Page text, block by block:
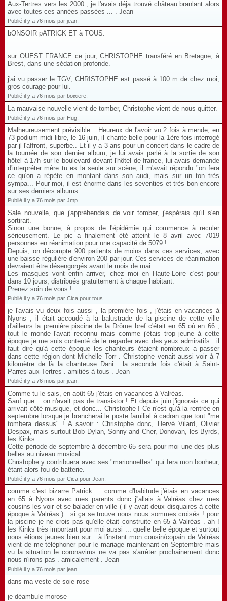
Aux-Tertres vers les 2000 , je l'avais déja trouvé château branlant alors
avec toutes ces années passées ... . Jean
Publié il y a 76 mois par jean.
bONSOIR pATRICK ET à TOUS.
sur OUEST FRANCE ce jour, CHRISTOPHE transféré en Bretagne, à
Brest, dans une sédation profonde.
j'ai vu passer le TGV, CHRISTOPHE est passé à 100 m de chez moi,
gros courage pour lui.
Publié il y a 76 mois par boixiere.
La mauvaise nouvelle vient de tomber, Christophe vient de nous quitter.
Publié il y a 76 mois par Hug.
Malheureusement prévisible... Heureux de l'avoir vu 2 fois à mende, en
73 podium midi libre, le 16 juin, il chante belle pour la 1ère fois interrogé
par jl l'affront, superbe.. Et il y a 3 ans pour un concert dans le cadre de
la tournée de son dernier album, je lui avais parlé à la sortie de son
hôtel à 17h sur le boulevard devant l'hôtel de france, lui avais demande
d'interpréter mère tu es la seule sur scène, il m'avait répondu "on fera
ce qu'on a répète en montant dans son audi, mais sur un ton très
sympa... Pour moi, il est énorme dans les seventies et très bon encore
sur ses derniers albums...
Publié il y a 76 mois par Jmp.
Sale nouvelle, que j'appréhendais de voir tomber, j'espérais qu'il s'en
sortirait.
Sinon une bonne, à propos de l'épidémie qui commence à reculer
sérieusement. Le pic a finalement été atteint le 8 avril avec 7019
personnes en réanimation pour une capacité de 5079 !
Depuis, on décompte 900 patients de moins dans ces services, avec
une baisse régulière d'environ 200 par jour. Ces services de réanimation
devraient être désengorgés avant le mois de mai.
Les masques vont enfin arriver, chez moi en Haute-Loire c'est pour
dans 10 jours, distribués gratuitement à chaque habitant.
Prenez soin de vous !
Publié il y a 76 mois par Cica pour tous.
je l'avais vu deux fois aussi , la première fois , j'étais en vacances à
Nyons , il était accoudé à la balustrade de la piscine de cette ville
d'ailleurs la première piscine de la Drôme bref c'était en 65 où en 66 ,
tout le monde l'avait reconnu mais comme j'étais trop jeune à cette
époque je me suis contenté de le regarder avec des yeux admiratifs . il
faut dire qu'à cette époque les chanteurs étaient nombreux a passer
dans cette région dont Michelle Torr . Christophe venait aussi voir à 7
kilomètre de là la chanteuse Dani . la seconde fois c'était à Saint-
Parres-aux-Tertres . amitiés à tous . Jean
Publié il y a 76 mois par jean.
Comme tu le sais, en août 65 j'étais en vacances à Valréas.
Sauf que... on n'avait pas de transistor ! Et depuis juin j'ignorais ce qui
arrivait côté musique, et donc... Christophe ! Ce n'est qu'à la rentrée en
septembre lorsque je brancherai le poste familial à cadran que tout "me
tombera dessus" ! A savoir : Christophe donc, Hervé Vilard, Olivier
Despax, mais surtout Bob Dylan, Sonny and Cher, Donovan, les Byrds,
les Kinks...
Cette période de septembre à décembre 65 sera pour moi une des plus
belles au niveau musical.
Christophe y contribuera avec ses "marionnettes" qui fera mon bonheur,
étant alors fou de batterie.
Publié il y a 76 mois par Cica pour Jean.
comme c'est bizarre Patrick ... comme d'habitude j'étais en vacances
en 65 à Nyons avec mes parents donc j''allais à Valréas chez mes
cousins les voir et se balader en ville ( il y avait deux disquaires à cette
époque à Valréas ) . si ça se trouve nous nous sommes croisés ! pour
la piscine je ne crois pas qu'elle était construite en 65 à Valréas . ah !
les Kinks très important pour moi aussi ... quelle belle époque et surtout
nous étions jeunes bien sur . à l'instant mon cousin/copain de Valréas
vient de me téléphoner pour le mariage maintenant en Septembre mais
vu la situation le coronavirus ne va pas s'arrêter prochainement donc
nous n'irons pas . amicalement . Jean
Publié il y a 76 mois par jean.
dans ma veste de soie rose
je déambule morose